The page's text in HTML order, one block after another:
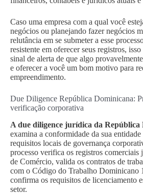
Caso uma empresa com a qual você
negócios ou planejando fazer negócios
relutância em se submeter a esse
resistente em oferecer seus registros,
sinal de alerta de que algo
e oferecer a você um bom motivo para
empreendimento.
Due Diligence República Dominicana:
verificação corporativa
A due diligence jurídica da República
examina a conformidade da sua entidade
requisitos locais de governança
processo verifica os registros comerciais
de Comércio, valida os contratos de
com o Código do Trabalho Dominicano
confirma os requisitos de licenciamento
setor.